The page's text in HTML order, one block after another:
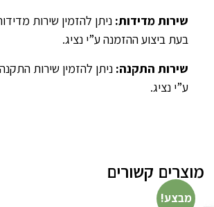
שירות מדידות:
בעת ביצוע ההזמנה ע”י נציג.
שירות התקנה: ניתן להזמין שירות
ע”י נציג.
מוצרים קשורים
מבצע!